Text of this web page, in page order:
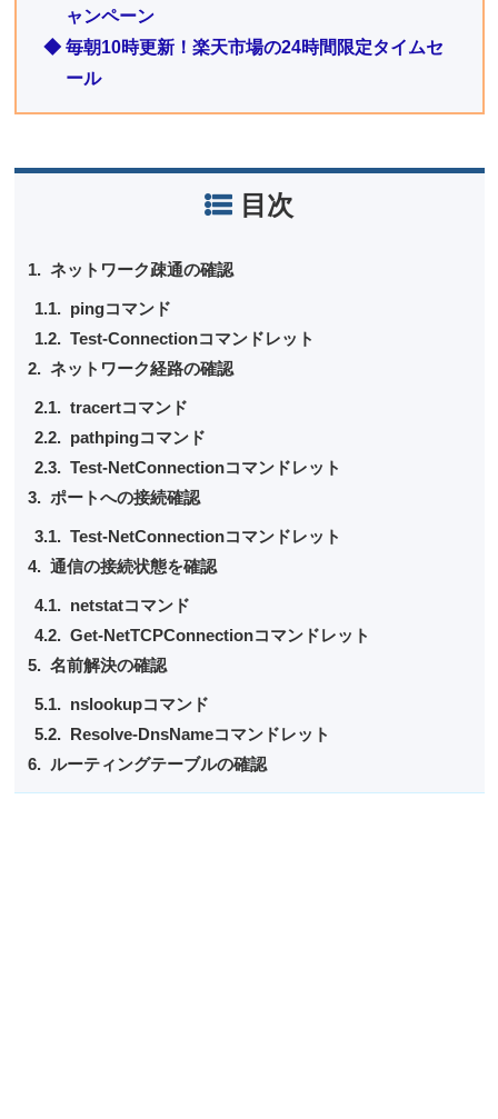
ャンペーン
◆ 毎朝10時更新！楽天市場の24時間限定タイムセ
ール
目次
ネットワーク疎通の確認
pingコマンド
Test-Connectionコマンドレット
ネットワーク経路の確認
tracertコマンド
pathpingコマンド
Test-NetConnectionコマンドレット
ポートへの接続確認
Test-NetConnectionコマンドレット
通信の接続状態を確認
netstatコマンド
Get-NetTCPConnectionコマンドレット
名前解決の確認
nslookupコマンド
Resolve-DnsNameコマンドレット
ルーティングテーブルの確認